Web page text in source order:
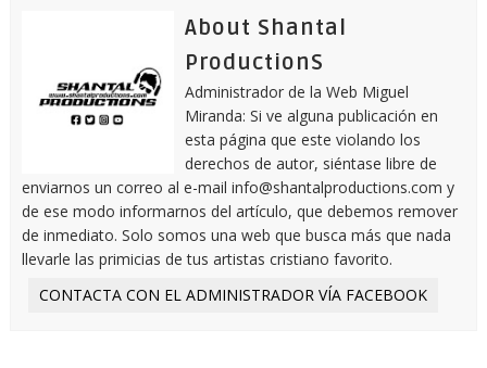
About Shantal
ProductionS
Administrador de la Web Miguel
Miranda: Si ve alguna publicación en
esta página que este violando los
derechos de autor, siéntase libre de
enviarnos un correo al e-mail info@shantalproductions.com y
de ese modo informarnos del artículo, que debemos remover
de inmediato. Solo somos una web que busca más que nada
llevarle las primicias de tus artistas cristiano favorito.
CONTACTA CON EL ADMINISTRADOR VÍA FACEBOOK